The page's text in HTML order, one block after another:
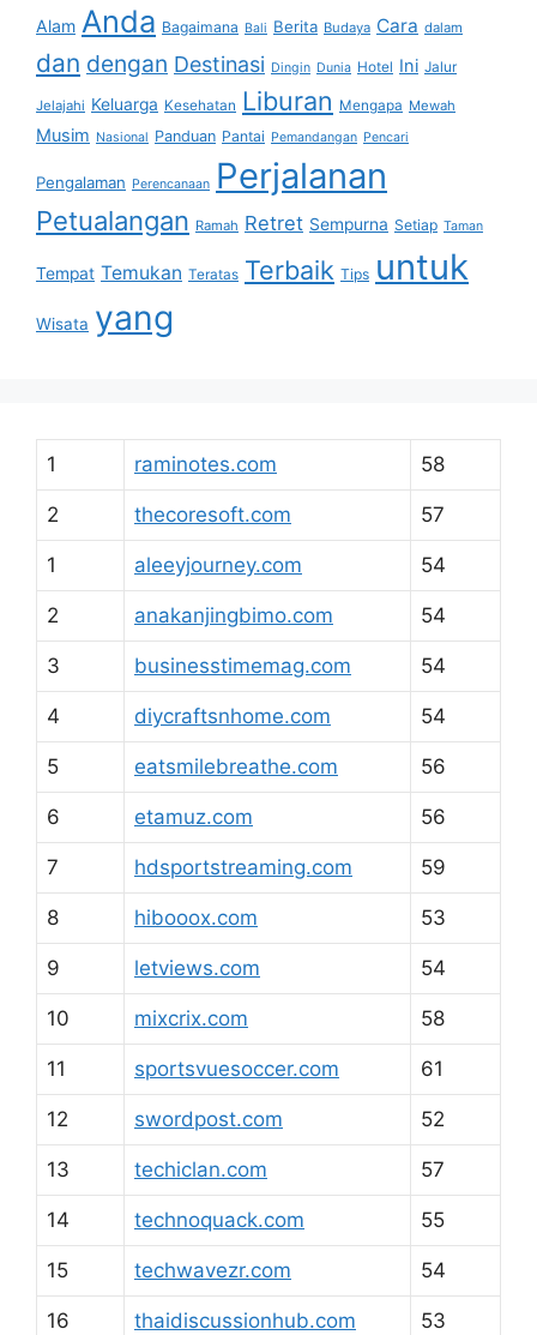
Alam Anda Bagaimana Bali Berita Budaya Cara dalam
dan dengan Destinasi Dingin Dunia Hotel Ini Jalur
Jelajahi Keluarga Kesehatan Liburan Mengapa Mewah
Musim Nasional Panduan Pantai Pemandangan Pencari
Pengalaman Perencanaan Perjalanan
Petualangan Ramah Retret Sempurna Setiap Taman
Tempat Temukan Teratas Terbaik Tips untuk
Wisata yang
1 raminotes.com 58
2 thecoresoft.com 57
1 aleeyjourney.com 54
2 anakanjingbimo.com 54
3 businesstimemag.com 54
4 diycraftsnhome.com 54
5 eatsmilebreathe.com 56
6 etamuz.com 56
7 hdsportstreaming.com 59
8 hibooox.com 53
9 letviews.com 54
10 mixcrix.com 58
11 sportsvuesoccer.com 61
12 swordpost.com 52
13 techiclan.com 57
14 technoquack.com 55
15 techwavezr.com 54
16 thaidiscussionhub.com 53